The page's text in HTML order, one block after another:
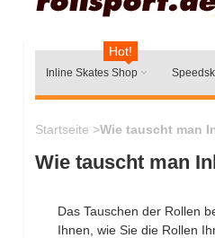
Inline Skates Shop
Hot!
Startseite >Wie tauscht man
Wie tauscht man
Das Tauschen der Rollen
Ihnen, wie Sie die Rollen